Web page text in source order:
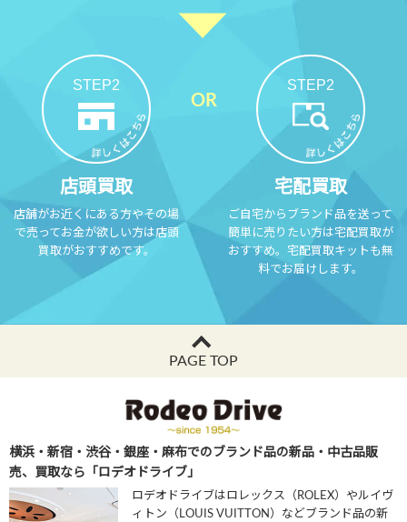
STEP2
店頭買取
店舗がお近くにある方やその場
で売ってお金が欲しい方は店頭
買取がおすすめです。
STEP2
宅配買取
ご自宅からブランド品を送って
簡単に売りたい方は宅配買取が
おすすめ。宅配買取キットも無
料でお届けします。
PAGE TOP
横浜・新宿・渋谷・銀座・麻布でのブランド品の新品・中古品販
売、買取なら「ロデオドライブ」
ロデオドライブはロレックス（ROLEX）やルイヴ
ィトン（LOUIS VUITTON）などブランド品の新